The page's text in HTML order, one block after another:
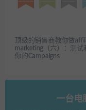
顶级的销售商教你做
marketing（六）：测试
你的Campaigns
一台电